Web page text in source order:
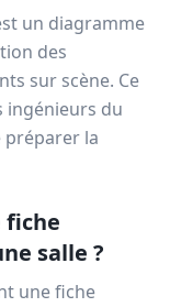
un diagramme
des
sur scène. Ce
ingénieurs du
préparer la
fiche
salle ?
une fiche